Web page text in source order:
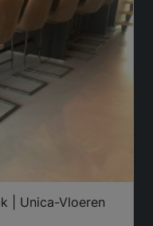
| Unica-Vloeren